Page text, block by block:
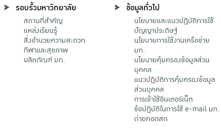
รอบรั้วมหาวิทยาลัย
สถานที่สำคัญ
แหล่งเรียนรู้
สิ่งอำนวยความสะดวก
กีฬาและสุขภาพ
ผลิตภัณฑ์ มก.
ข้อมูลทั่วไป
นโยบายและแนวปฏิบัติการใช้
ปัญญาประดิษฐ์
นโยบายการใช้งานเครือข่าย
มก.
นโยบายคุ้มครองข้อมูลส่วน
บุคคล
แนวปฏิบัติการคุ้มครองข้อมูล
ส่วนบุคคล
การเข้าใช้อินเตอร์เน็ต
ข้อปฏิบัติในการใช้ e-mail มก.
ถ่ายทอดสด